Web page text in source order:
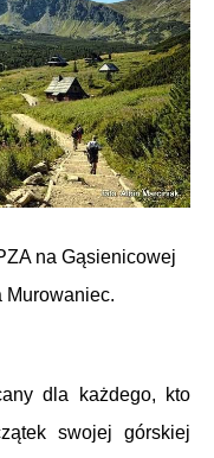
na Gąsienicowej
Murowaniec.
dla każdego, kto
swojej górskiej